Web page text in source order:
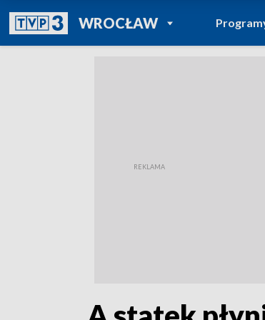
WROCŁAWPOWRÓT DO
TVP REGIONY